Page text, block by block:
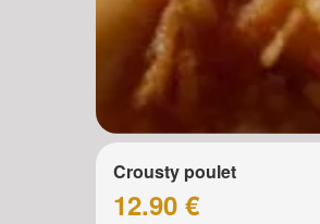
Crousty poulet
12.90 €